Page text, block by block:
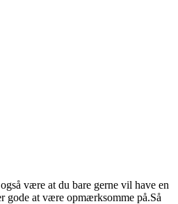
være at du bare gerne vil have en
gode at være opmærksomme på.Så